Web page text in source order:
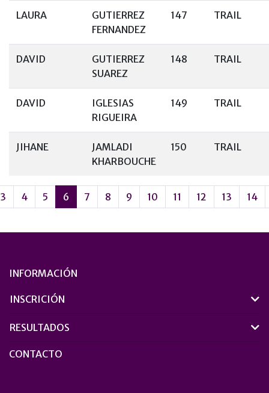
LAURA
GUTIERREZ
FERNANDEZ
147 TRAIL
DAVID
GUTIERREZ
SUAREZ
148 TRAIL
DAVID
IGLESIAS
RIGUEIRA
149 TRAIL
JIHANE
JAMLADI
KHARBOUCHE
150 TRAIL
3 4 5 6 7 8 9 10 11 12 13 14
INFORMACIÓN
INSCRICIÓN
RESULTADOS
CONTACTO